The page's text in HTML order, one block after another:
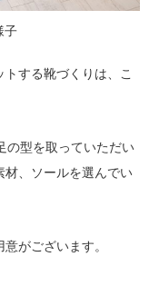
子
する靴づくりは、こ
の型を取っていただい
材、ソールを選んでい
がございます。